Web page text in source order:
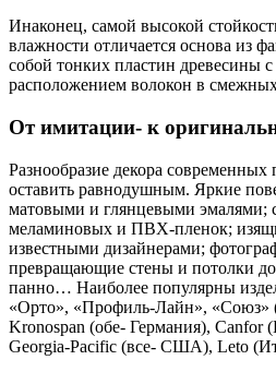
Инаконец, самой высокой
влажности отличается основа из
собой тонких пластин древесины
расположением волокон в
От имитации- к
Разнообразие декора
оставить равнодушным. Яркие
матовыми и глянцевыми эмалями;
меламиновых и ПВХ-пленок;
известными дизайнерами;
превращающие стены и потолки
панно… Наиболее популярны
«Орто», «Профиль-Лайн», «Союз»
Kronospan (обе- Германия), Canfor
Georgia-Pacific (все- США), Leto